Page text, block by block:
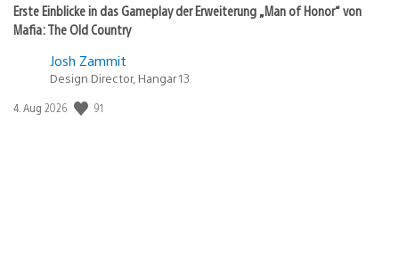
Erste Einblicke in das Gameplay der Erweiterung „Man of Honor“ von
Mafia: The Old Country
Josh Zammit
Design Director, Hangar 13
Veröffentlichungsdatum:
4. Aug 2026 91